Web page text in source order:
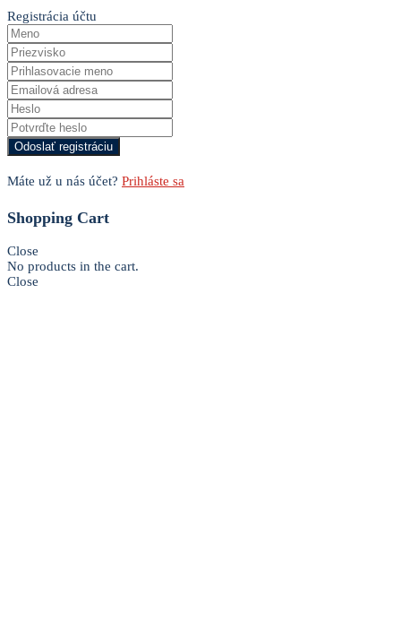
Registrácia účtu
Máte už u nás účet? Prihláste sa
Shopping Cart
Close
No products in the cart.
Close